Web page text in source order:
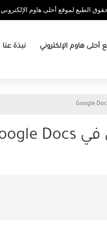
الطبع لموقع أحلى هاوم الإلكتروني
هاوم الإلكتروني نبذة عنا